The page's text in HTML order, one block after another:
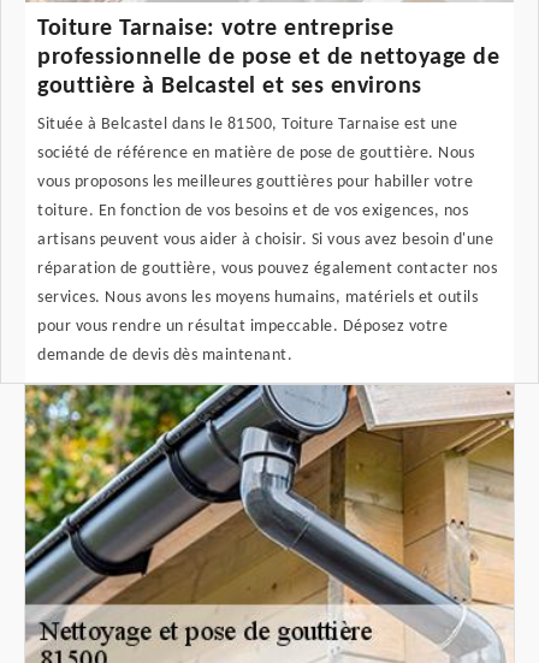
Toiture Tarnaise: votre entreprise
professionnelle de pose et de nettoyage de
gouttière à Belcastel et ses environs
Située à Belcastel dans le 81500, Toiture Tarnaise est une
société de référence en matière de pose de gouttière. Nous
vous proposons les meilleures gouttières pour habiller votre
toiture. En fonction de vos besoins et de vos exigences, nos
artisans peuvent vous aider à choisir. Si vous avez besoin d'une
réparation de gouttière, vous pouvez également contacter nos
services. Nous avons les moyens humains, matériels et outils
pour vous rendre un résultat impeccable. Déposez votre
demande de devis dès maintenant.